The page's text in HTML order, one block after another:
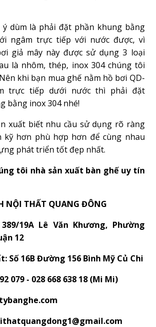
dùm là phải đặt phần khung bằng
ngâm trực tiếp với nước được, vì
giả mây này được sử dụng 3 loại
là nhôm, thép, inox 304 chúng tôi
khi bạn mua ghế nằm hồ bơi QD-
trực tiếp dưới nước thì phải đặt
bằng inox 304 nhé!
xuất biết nhu cầu sử dụng rõ ràng
kỹ hơn phù hợp hơn để cùng nhau
phát triển tốt đẹp nhất.
tôi nhà sản xuất bàn ghế uy tín
NỘI THẤT QUANG ĐÔNG
19A Lê Văn Khương, Phường
12
Số 16B Đường 156 Bình Mỹ Củ Chi
079 - 028 668 638 18 (Mi Mi)